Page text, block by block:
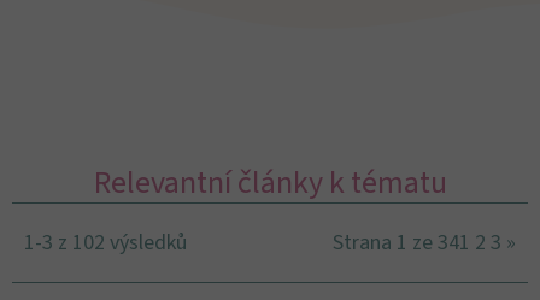
Relevantní články k tématu
1-3 z 102 výsledků Strana 1 ze 341 2 3 »